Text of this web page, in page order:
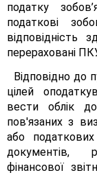
податку
податкові
відповідність
перераховані
Відповідно до
цілей
вести облік
пов'язаних з
або
документів,
фінансової